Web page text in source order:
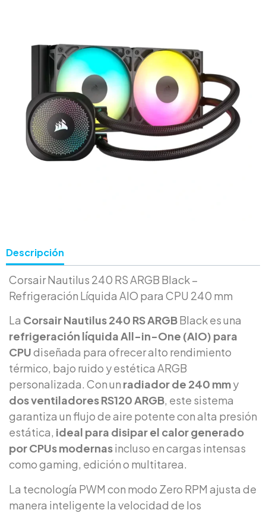
Descripción
Corsair Nautilus 240 RS ARGB Black –
Refrigeración Líquida AIO para CPU 240 mm
La Corsair Nautilus 240 RS ARGBBlack es una
refrigeración líquida All-in-One (AIO) para
CPUdiseñada para ofrecer alto rendimiento
térmico, bajo ruido y estética ARGB
personalizada. Con un radiador de 240 mmy
dos ventiladores RS120 ARGB, este sistema
garantiza un flujo de aire potente con alta presión
estática, ideal para disipar el calor generado
por CPUs modernasincluso en cargas intensas
como gaming, edición o multitarea.
La tecnología PWM con modo Zero RPM ajusta de
manera inteligente la velocidad de los